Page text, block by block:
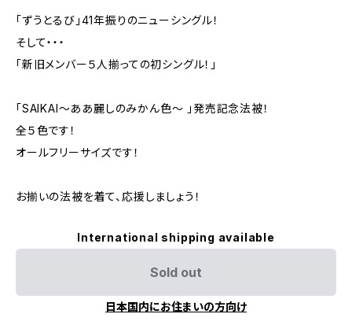
「ずうとるび」41年振りのニューシングル！
そして・・・
「新旧メンバー５人揃っての初シングル！」
「SAIKAI～ああ麗しのみかん色～ 」発売記念法被！
全５色です！
オールフリーサイズです！
お揃いの法被を着て、応援しましょう！
International shipping available
Sold out
日本国内にお住まいの方向け